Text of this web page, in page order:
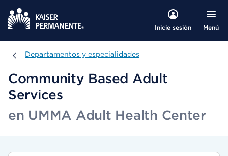
Inicie sesión Menú
Departamentos y especialidades
Departamentos y especialidades
Community Based Adult
Services
en UMMA Adult Health Center